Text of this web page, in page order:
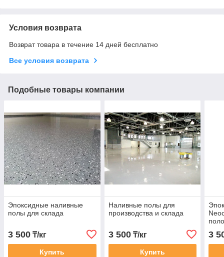
Условия возврата
Возврат товара в течение 14 дней бесплатно
Все условия возврата
Подобные товары компании
Эпоксидные наливные
полы для склада
3 500 ₸/кг
Купить
Наливные полы для
производства и склада
3 500₸/кг
Купить
3